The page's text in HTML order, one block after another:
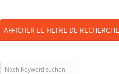
AFFICHER LE FILTRE DE RECHERCHE
Nach